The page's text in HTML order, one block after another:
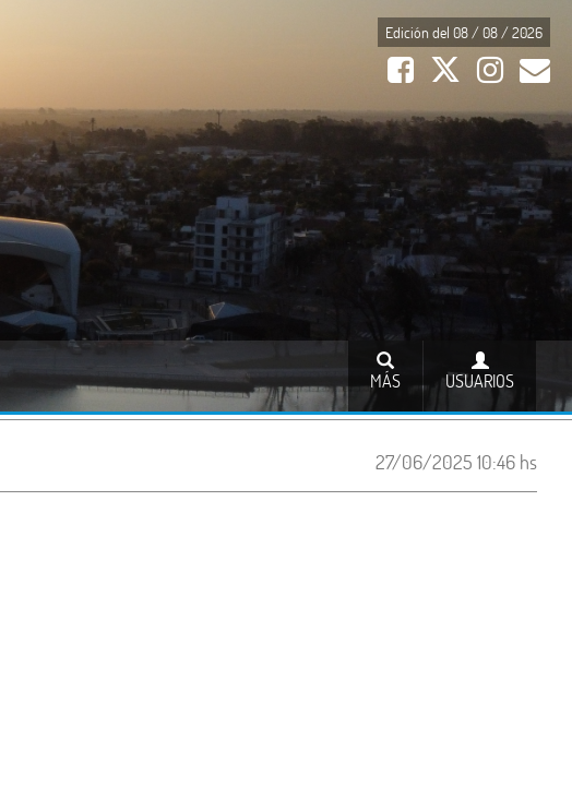
Edición del 08 / 08 / 2026
USUARIOS
MÁS
27/06/2025 10:46 hs